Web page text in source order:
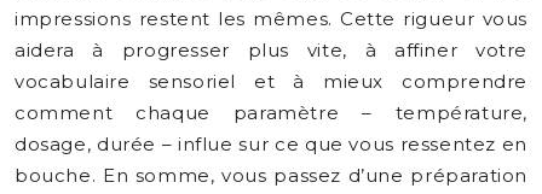
impressions restent les mêmes. Cette rigueur vous
aidera à progresser plus vite, à affiner votre
vocabulaire sensoriel et à mieux comprendre
comment chaque paramètre – température,
dosage, durée – influe sur ce que vous ressentez en
bouche. En somme, vous passez d’une préparation